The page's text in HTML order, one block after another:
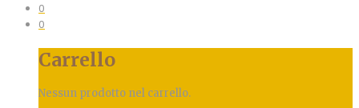
0
0
Carrello
Nessun prodotto nel carrello.